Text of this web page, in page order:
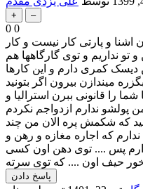
0 0
اشنا و پارتی کار نیست و کار
نداریم و توی گارگاهها هم
کمری دارم و این کارها
میندازن بیرون اگر بتونید
را قانونی ببرن استرالیا و
پولشو ندارم ازدواجم نکردم
که شکمش پره الان من چند
که اجاره مغازه و رهن و
پس .... توی دهن اون کسی
حیف اون .... که توی سرته